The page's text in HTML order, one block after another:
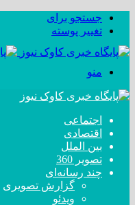
جستجو برای
تغییر پوسته
منو
اجتماعی
اقتصادی
بین الملل
تصویر 360
چند رسانه‌ای
گزارش تصویری
ویدئو